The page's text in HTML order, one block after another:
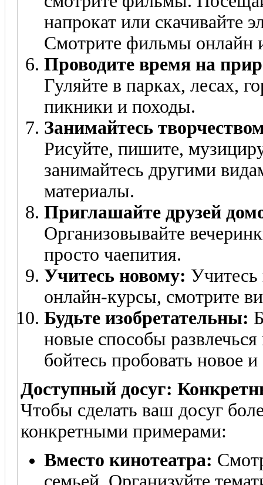
напрокат или скачивайте
Смотрите фильмы онлайн
Проводите время на
Гуляйте в парках, лесах,
пикники и походы.
Занимайтесь
Рисуйте, пишите,
занимайтесь другими
материалы.
Приглашайте друзей
Организовывайте
просто чаепития.
Учитесь новому:
онлайн-курсы, смотрите
Будьте изобретательны:
новые способы
бойтесь пробовать новое
Доступный досуг:
Чтобы сделать ваш досуг
конкретными примерами:
Вместо кинотеатра: